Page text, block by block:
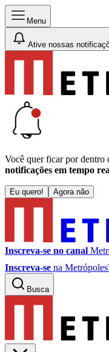
Menu
Ative nossas
Você quer ficar por dentro
notificações em tempo
Eu quero! Agora não
Inscreva-se no canal
Inscreva-se na
Busca